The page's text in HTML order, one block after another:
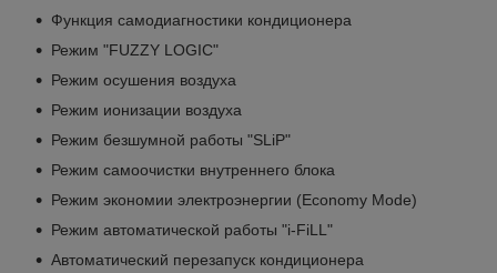
Функция самодиагностики кондиционера
Режим "FUZZY LOGIC"
Режим осушения воздуха
Режим ионизации воздуха
Режим безшумной работы "SLiP"
Режим самоочистки внутреннего блока
Режим экономии электроэнергии (Economy Mode)
Режим автоматической работы "i-FiLL"
Автоматический перезапуск кондиционера